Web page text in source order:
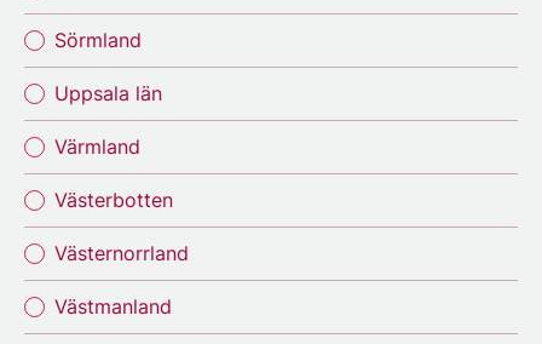
Sörmland
Uppsala län
Värmland
Västerbotten
Västernorrland
Västmanland